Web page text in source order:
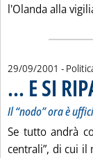
l'Olanda alla
29/09/2001 -
... E SI
Il “nodo” ora è
Se tutto andrà
centrali”, di cui